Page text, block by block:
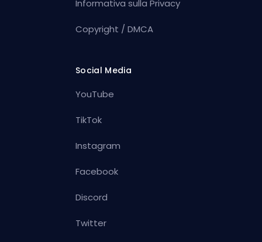
Informativa sulla Privacy
Copyright / DMCA
Social Media
YouTube
TikTok
Instagram
Facebook
Discord
Twitter